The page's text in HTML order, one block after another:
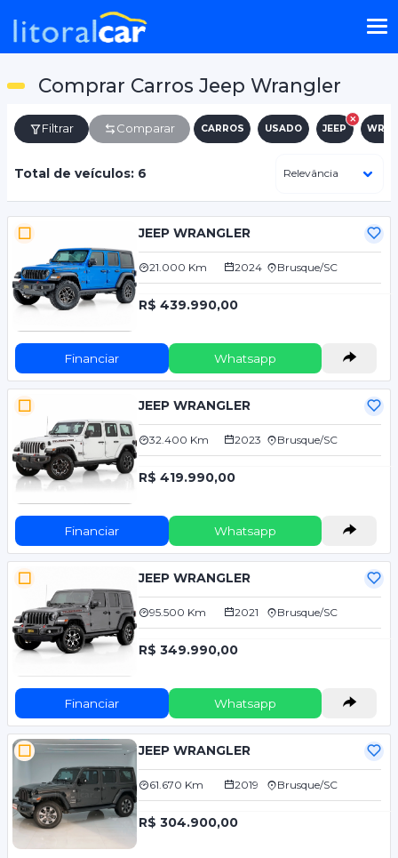
Comprar Carros Jeep Wrangler
Filtrar Comparar CARROS USADO JEEP
Total de veículos: 6
JEEP WRANGLER
21.000 Km 2024 Brusque/SC
R$ 439.990,00
Financiar Whatsapp
JEEP WRANGLER
32.400 Km 2023 Brusque/SC
R$ 419.990,00
Financiar Whatsapp
JEEP WRANGLER
95.500 Km 2021 Brusque/SC
R$ 349.990,00
Financiar Whatsapp
JEEP WRANGLER
61.670 Km 2019 Brusque/SC
R$ 304.900,00